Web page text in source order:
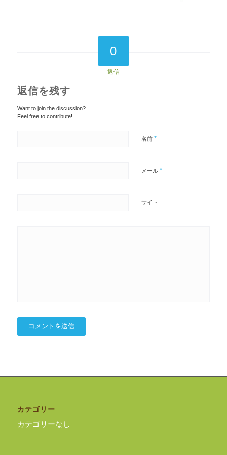
0
返信
返信を残す
Want to join the discussion?
Feel free to contribute!
名前 *
メール *
サイト
カテゴリー
カテゴリーなし